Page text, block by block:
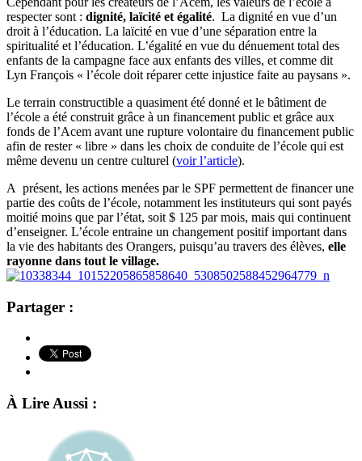
respecter sont : dignité, laïcité et égalité. La dignité en vue d’un
droit à l’éducation. La laïcité en vue d’une séparation entre la
spiritualité et l’éducation. L’égalité en vue du dénuement total des
enfants de la campagne face aux enfants des villes, et comme dit
Lyn François « l’école doit réparer cette injustice faite au paysans ».
Le terrain constructible a quasiment été donné et le bâtiment de
l’école a été construit grâce à un financement public et grâce aux
fonds de l’Acem avant une rupture volontaire du financement public
afin de rester « libre » dans les choix de conduite de l’école qui est
même devenu un centre culturel (voir l’article).
A présent, les actions menées par le SPF permettent de financer une
partie des coûts de l’école, notamment les instituteurs qui sont payés
moitié moins que par l’état, soit $ 125 par mois, mais qui continuent
d’enseigner. L’école entraine un changement positif important dans
la vie des habitants des Orangers, puisqu’au travers des élèves, elle
rayonne dans tout le village.
Partager :
À Lire Aussi :